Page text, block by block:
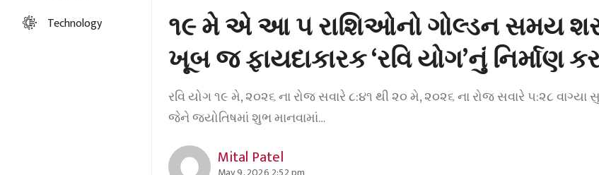
Technology
૧૯ મે એ આ ૫ રાશિઓનો ગોલ્ડન સમય
ખૂબ જ ફાયદાકારક ‘રવિ યોગ’નું નિર્માણ
રવિ યોગ ૧૯ મે, ૨૦૨૬ ના રોજ સવારે ૮:૪૧ થી ૨૦ મે, ૨૦૨૬ ના રોજ સવારે ૫:૨૮
જેને જ્યોતિષમાં શુભ માનવામાં…
Mital Patel